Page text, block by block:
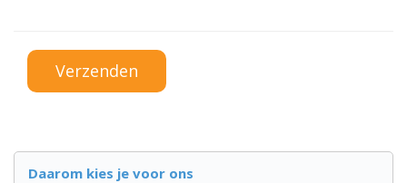
Daarom kies je voor ons